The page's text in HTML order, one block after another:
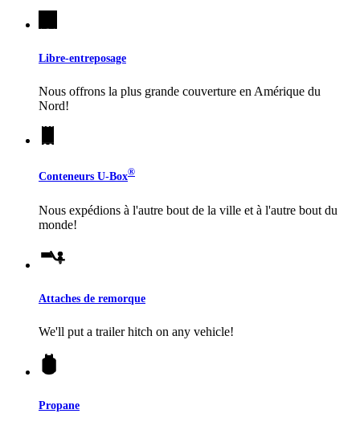
Libre-entreposage
Nous offrons la plus grande couverture en Amérique du
Nord!
Conteneurs U-Box®
Nous expédions à l'autre bout de la ville et à l'autre bout du
monde!
Attaches de remorque
We'll put a trailer hitch on any vehicle!
Propane